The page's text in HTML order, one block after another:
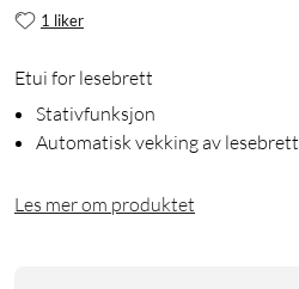
1 liker
Etui for lesebrett
Stativfunksjon
Automatisk vekking av lesebrett
Les mer om produktet